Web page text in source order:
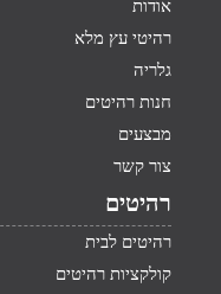
אודות
רהיטי עץ מלא
גלריה
חנות רהיטים
מבצעים
צור קשר
רהיטים
רהיטים לבית
קולקציות רהיטים